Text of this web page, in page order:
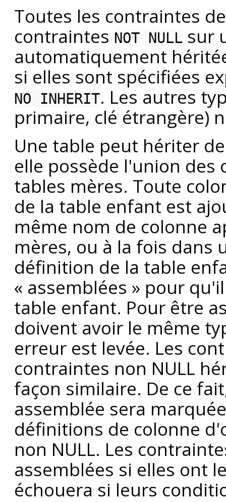
Toutes les contraintes
contraintes NOT NULL sur
automatiquement
si elles sont spécifiées
NO INHERIT. Les autres
primaire, clé étrangère)
Une table peut hériter
elle possède l'union des
tables mères. Toute
de la table enfant est
même nom de colonne
mères, ou à la fois dans
définition de la table
« assemblées » pour
table enfant. Pour être
doivent avoir le même
erreur est levée. Les
contraintes non NULL
façon similaire. De ce
assemblée sera
définitions de colonne
non NULL. Les
assemblées si elles ont
échouera si leurs